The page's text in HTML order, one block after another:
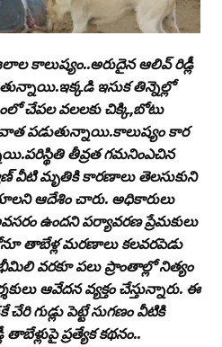
కాలుష్యం..అరుదైన ఆలివ్‌ రిడ్లీ
ఇసుక తిన్నెల్లో
చేపల వలలకు చిక్కి,బోటు
పడుతున్నాయి.కాలుష్యం కార
తీవ్రత గమనింఎచిన
వీటి మృతికి కారణాలు తెలసుకుని
ఆదేశిం చారు. అధికారులు
ఉందని పర్యావరణ ప్రేమకులు
తాబేళ్ల మరణాలు కలవరపెడు
వరకూ పలు ప్రాంతాల్లో నిత్యం
ఆవేదన వ్యక్తం చేస్తున్నారు. ఈ
గుడ్లు పెట్టే సుగణం వీటికి
ప్రత్యేక కథనం..